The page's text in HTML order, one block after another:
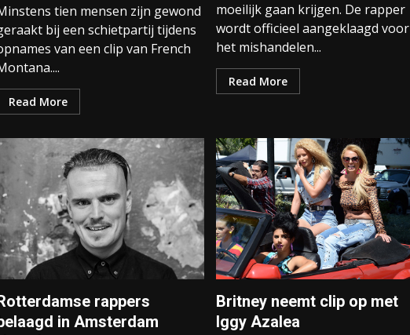
tien mensen zijn gewond
bij een schietpartij tijdens
van een clip van French
Read More
moeilijk gaan krijgen. De rapper
wordt officieel aangeklaagd voor
het mishandelen...
Read More
rappers
in Amsterdam
Britney neemt clip op met
Iggy Azalea